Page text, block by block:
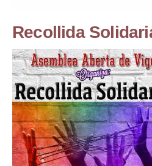
Recollida